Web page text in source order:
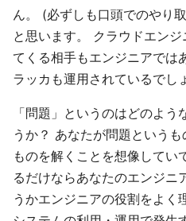
ん。 (必ずしも口頭でのやり
と思います。 クラウドエン
てくる相手もエンジニアでは
ラッカも運用されているでし
「問題」というのはどのよ
うか？ あなたが問題という
ものを解くことを想像してい
るだけならあなたのエンジ
うかエンジニアの役割をよく